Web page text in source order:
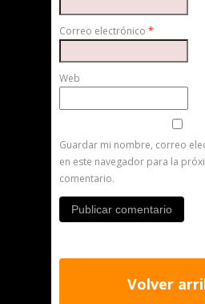
Correo electrónico *
Web
Guardar mi nombre, correo
en este navegador para la
comentario.
Volver